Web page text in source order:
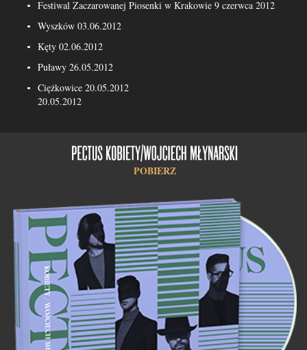
Festiwal Zaczarowanej Piosenki w Krakowie 9 czerwca 2012
Wyszków 03.06.2012
Kęty 02.06.2012
Puławy 26.05.2012
Ciężkowice 20.05.2012
20.05.2012
POBIERZ